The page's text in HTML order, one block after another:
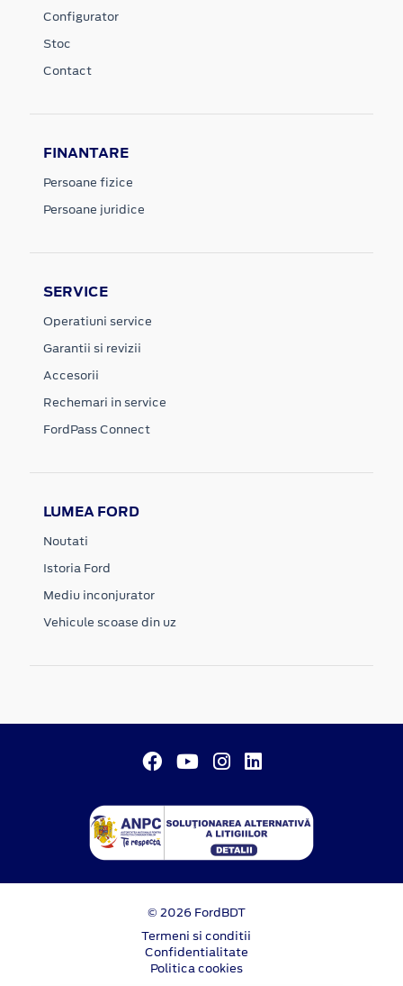
Configurator
Stoc
Contact
FINANTARE
Persoane fizice
Persoane juridice
SERVICE
Operatiuni service
Garantii si revizii
Accesorii
Rechemari in service
FordPass Connect
LUMEA FORD
Noutati
Istoria Ford
Mediu inconjurator
Vehicule scoase din uz
© 2026 FordBDT
Termeni si conditii
Confidentialitate
Politica cookies